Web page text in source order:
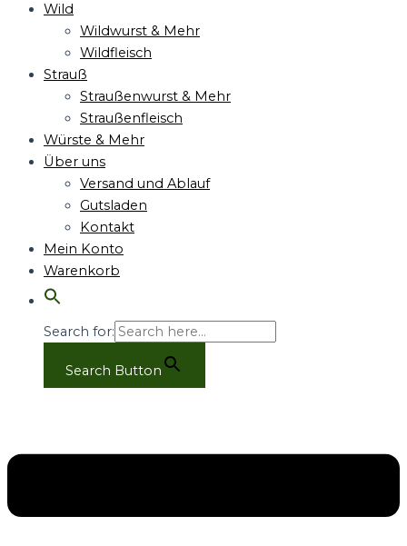
Wild
Wildwurst & Mehr
Wildfleisch
Strauß
Straußenwurst & Mehr
Straußenfleisch
Würste & Mehr
Über uns
Versand und Ablauf
Gutsladen
Kontakt
Mein Konto
Warenkorb
Search for:
Search Button